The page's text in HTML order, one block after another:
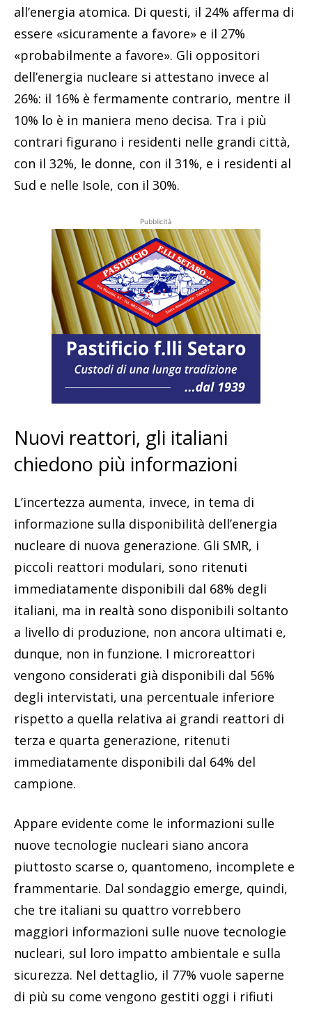
all’energia atomica. Di questi, il 24% afferma di
essere «sicuramente a favore» e il 27%
«probabilmente a favore». Gli oppositori
dell’energia nucleare si attestano invece al
26%: il 16% è fermamente contrario, mentre il
10% lo è in maniera meno decisa. Tra i più
contrari figurano i residenti nelle grandi città,
con il 32%, le donne, con il 31%, e i residenti al
Sud e nelle Isole, con il 30%.
Pubblicità
Nuovi reattori, gli italiani
chiedono più informazioni
L’incertezza aumenta, invece, in tema di
informazione sulla disponibilità dell’energia
nucleare di nuova generazione. Gli SMR, i
piccoli reattori modulari, sono ritenuti
immediatamente disponibili dal 68% degli
italiani, ma in realtà sono disponibili soltanto
a livello di produzione, non ancora ultimati e,
dunque, non in funzione. I microreattori
vengono considerati già disponibili dal 56%
degli intervistati, una percentuale inferiore
rispetto a quella relativa ai grandi reattori di
terza e quarta generazione, ritenuti
immediatamente disponibili dal 64% del
campione.
Appare evidente come le informazioni sulle
nuove tecnologie nucleari siano ancora
piuttosto scarse o, quantomeno, incomplete e
frammentarie. Dal sondaggio emerge, quindi,
che tre italiani su quattro vorrebbero
maggiori informazioni sulle nuove tecnologie
nucleari, sul loro impatto ambientale e sulla
sicurezza. Nel dettaglio, il 77% vuole saperne
di più su come vengono gestiti oggi i rifiuti